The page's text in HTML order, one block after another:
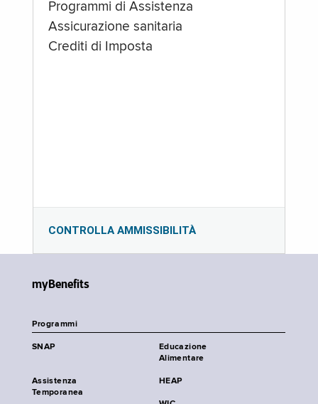
Programmi di Assistenza
Assicurazione sanitaria
Crediti di Imposta
CONTROLLA AMMISSIBILITÀ
myBenefits
Programmi
SNAP
Educazione
Alimentare
Assistenza
Temporanea
HEAP